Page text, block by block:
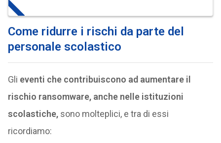
Come ridurre i rischi da parte del
personale scolastico
Gli eventi che contribuiscono ad aumentare il
rischio ransomware, anche nelle istituzioni
scolastiche,sono molteplici, e tra di essi
ricordiamo: